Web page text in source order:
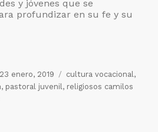
y jóvenes que se
profundizar en su fe y su
Publicado
23 enero, 2019 Etiquetas
cultura vocacional ,
, pastoral juvenil , religiosos camilos